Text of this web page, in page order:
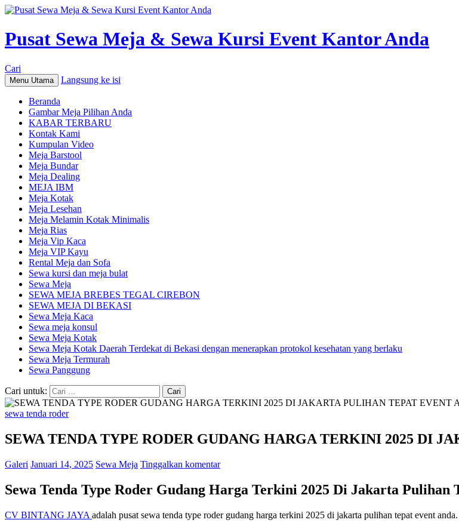
Pusat Sewa Meja & Sewa Kursi Event Kantor Anda
Cari
Menu Utama Langsung ke isi
Beranda
Gambar Meja Pilihan Anda
KABAR TERBARU
Kontak Kami
Kumpulan Video
Meja Barstool
Meja Bundar
Meja Dealing
MEJA IBM
Meja Kotak
Meja Lesehan
Meja Melamin Kotak Minimalis
Meja Rias
Meja Vip Kaca
Meja VIP Kayu
Rental Meja dan Sofa
Sewa kursi dan meja bulat
Sewa Meja
SEWA MEJA BREBES TEGAL CIREBON
SEWA MEJA DI BEKASI
Sewa Meja Kaca
Sewa meja konsul
Sewa Meja Kotak
Sewa Meja Kotak Daerah Terdekat di Bekasi dengan menerapkan protokol kesehatan yang berlaku
Sewa Meja Termurah
Sewa Panggung
Cari untuk:
sewa tenda roder
SEWA TENDA TYPE RODER GUDANG HARGA TERKINI 2025 DI
Galeri Januari 14, 2025 Sewa Meja Tinggalkan komentar
Sewa Tenda Type Roder Gudang Harga Terkini 2025 Di Jakarta Pulihan
CV BINTANG JAYA adalah pusat sewa tenda type roder gudang harga terkini 2025 di jakarta pulihan tepat event